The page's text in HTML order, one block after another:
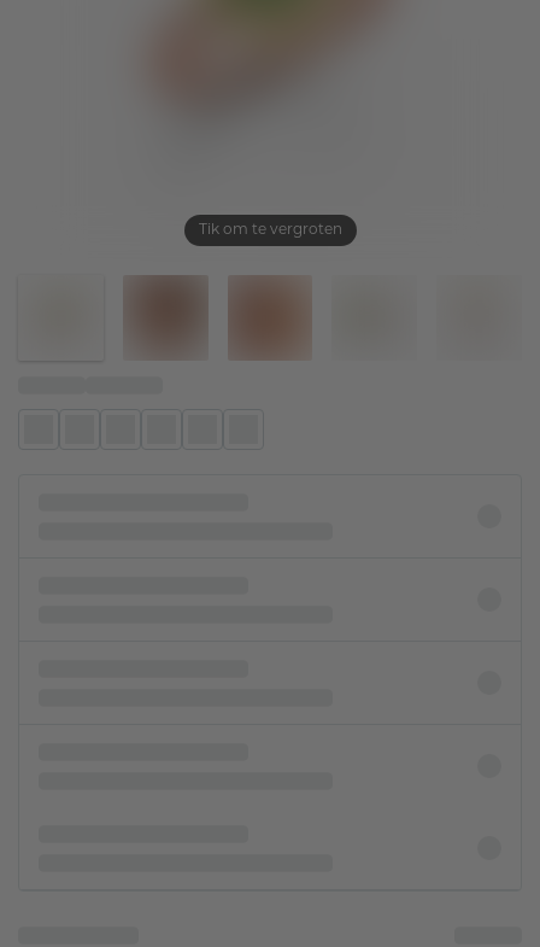
Tik om te vergroten